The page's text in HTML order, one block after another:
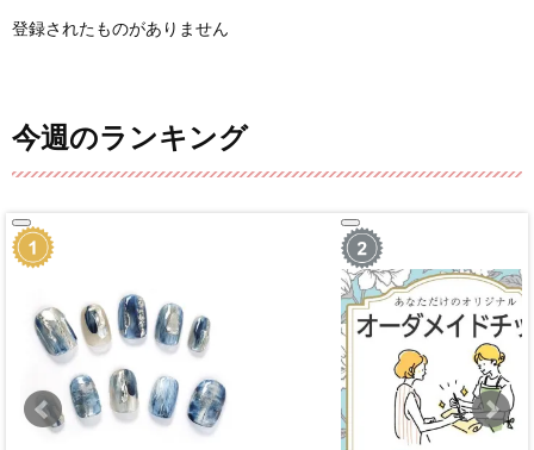
登録されたものがありません
今週のランキング